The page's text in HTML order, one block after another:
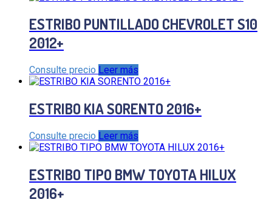
ESTRIBO PUNTILLADO CHEVROLET S10
2012+
Consulte precio Leer más
ESTRIBO KIA SORENTO 2016+
Consulte precio Leer más
ESTRIBO TIPO BMW TOYOTA HILUX
2016+